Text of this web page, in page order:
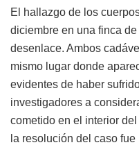
El hallazgo de los
diciembre en una finca
desenlace. Ambos
mismo lugar donde
evidentes de haber
investigadores a
cometido en el interior
la resolución del caso